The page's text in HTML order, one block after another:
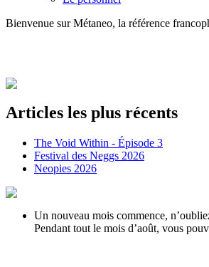
Bienvenue sur Métaneo, la référence
Articles les plus récents
The Void Within - Épisode 3
Festival des Neggs 2026
Neopies 2026
Un nouveau mois commence,
Pendant tout le mois d’août, vous